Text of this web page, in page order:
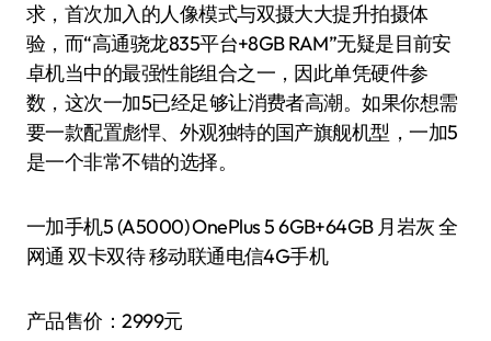
求，首次加入的人像模式与双摄大大提升拍摄体
验，而“高通骁龙835平台+8GB RAM”无疑是目前安
卓机当中的最强性能组合之一，因此单凭硬件参
数，这次一加5已经足够让消费者高潮。如果你想需
要一款配置彪悍、外观独特的国产旗舰机型，一加5
是一个非常不错的选择。
一加手机5 (A5000) OnePlus 5 6GB+64GB 月岩灰 全
网通 双卡双待 移动联通电信4G手机
产品售价：2999元